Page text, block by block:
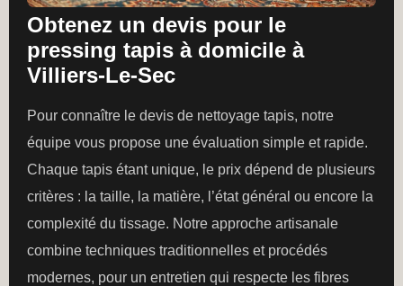
Obtenez un devis pour le
pressing tapis à domicile à
Villiers-Le-Sec
Pour connaître le devis de nettoyage tapis, notre
équipe vous propose une évaluation simple et rapide.
Chaque tapis étant unique, le prix dépend de plusieurs
critères : la taille, la matière, l’état général ou encore la
complexité du tissage. Notre approche artisanale
combine techniques traditionnelles et procédés
modernes, pour un entretien qui respecte les fibres